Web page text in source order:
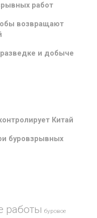
работ
возвращают
и добыче
Китай
буровзрывных
работы буровое